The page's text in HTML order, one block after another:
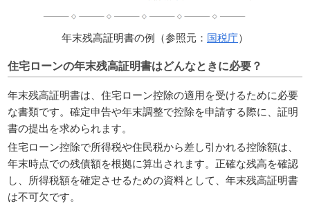
年末残高証明書の例（参照元： 国税庁）
住宅ローンの年末残高証明書はどんなときに必要？
年末残高証明書は、住宅ローン控除の適用を受けるために必要
な書類です。確定申告や年末調整で控除を申請する際に、証明
書の提出を求められます。
住宅ローン控除で所得税や住民税から差し引かれる控除額は、
年末時点での残債額を根拠に算出されます。正確な残高を確認
し、所得税額を確定させるための資料として、年末残高証明書
は不可欠です。